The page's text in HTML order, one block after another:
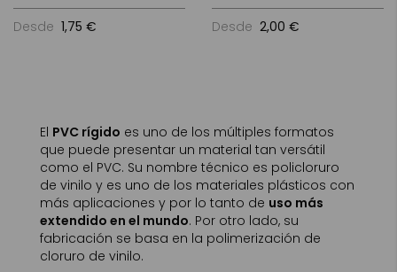
Desde 1,75 € Desde 2,00 €
El PVC rígido es uno de los múltiples formatos
que puede presentar un material tan versátil
como el PVC. Su nombre técnico es policloruro
de vinilo y es uno de los materiales plásticos con
más aplicaciones y por lo tanto de uso más
extendido en el mundo. Por otro lado, su
fabricación se basa en la polimerización de
cloruro de vinilo.